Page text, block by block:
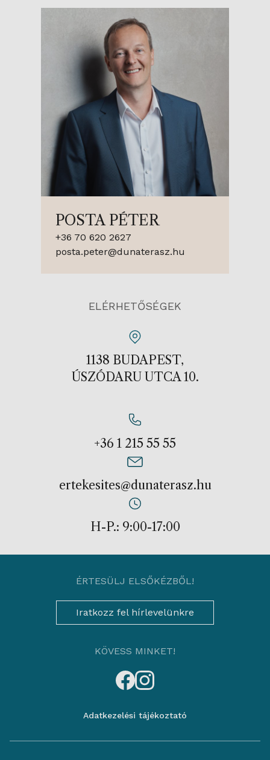
POSTA PÉTER
+36 70 620 2627
posta.peter@dunaterasz.hu
ELÉRHETŐSÉGEK
1138 BUDAPEST,
ÚSZÓDARU UTCA 10.
+36 1 215 55 55
ertekesites@dunaterasz.hu
H-P.: 9:00-17:00
ÉRTESÜLJ ELSŐKÉZBŐL!
Iratkozz fel hírlevelünkre
KÖVESS MINKET!
Adatkezelési tájékoztató